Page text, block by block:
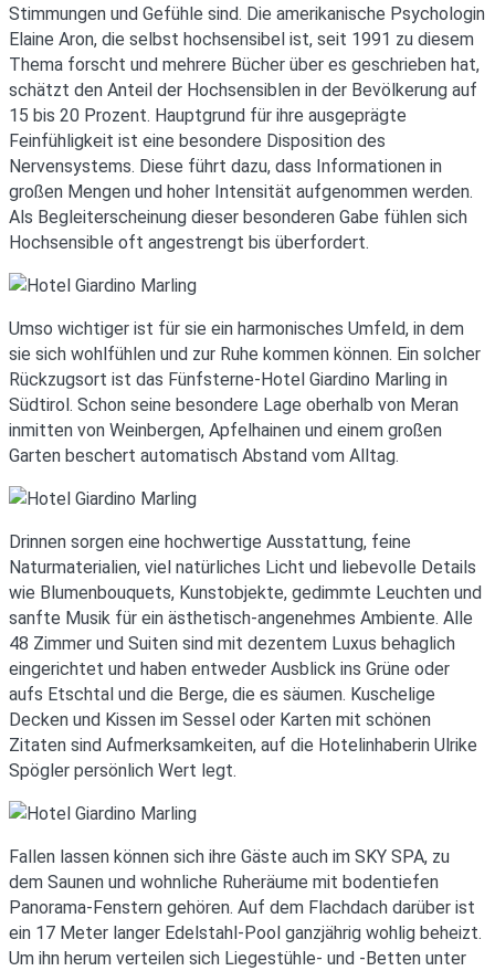
Stimmungen und Gefühle sind. Die amerikanische Psychologin
Elaine Aron, die selbst hochsensibel ist, seit 1991 zu diesem
Thema forscht und mehrere Bücher über es geschrieben hat,
schätzt den Anteil der Hochsensiblen in der Bevölkerung auf
15 bis 20 Prozent. Hauptgrund für ihre ausgeprägte
Feinfühligkeit ist eine besondere Disposition des
Nervensystems. Diese führt dazu, dass Informationen in
großen Mengen und hoher Intensität aufgenommen werden.
Als Begleiterscheinung dieser besonderen Gabe fühlen sich
Hochsensible oft angestrengt bis überfordert.
Umso wichtiger ist für sie ein harmonisches Umfeld, in dem
sie sich wohlfühlen und zur Ruhe kommen können. Ein solcher
Rückzugsort ist das Fünfsterne-Hotel Giardino Marling in
Südtirol. Schon seine besondere Lage oberhalb von Meran
inmitten von Weinbergen, Apfelhainen und einem großen
Garten beschert automatisch Abstand vom Alltag.
Drinnen sorgen eine hochwertige Ausstattung, feine
Naturmaterialien, viel natürliches Licht und liebevolle Details
wie Blumenbouquets, Kunstobjekte, gedimmte Leuchten und
sanfte Musik für ein ästhetisch-angenehmes Ambiente. Alle
48 Zimmer und Suiten sind mit dezentem Luxus behaglich
eingerichtet und haben entweder Ausblick ins Grüne oder
aufs Etschtal und die Berge, die es säumen. Kuschelige
Decken und Kissen im Sessel oder Karten mit schönen
Zitaten sind Aufmerksamkeiten, auf die Hotelinhaberin Ulrike
Spögler persönlich Wert legt.
Fallen lassen können sich ihre Gäste auch im SKY SPA, zu
dem Saunen und wohnliche Ruheräume mit bodentiefen
Panorama-Fenstern gehören. Auf dem Flachdach darüber ist
ein 17 Meter langer Edelstahl-Pool ganzjährig wohlig beheizt.
Um ihn herum verteilen sich Liegestühle- und -Betten unter